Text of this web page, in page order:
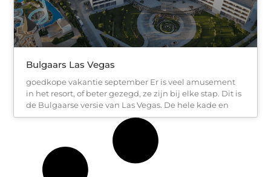
Bulgaars Las Vegas
goedkope vakantie september Er is veel amusement
in het resort, of beter gezegd, ze zijn bij elke stap. Dit is
de Bulgaarse versie van Las Vegas. De hele kade en